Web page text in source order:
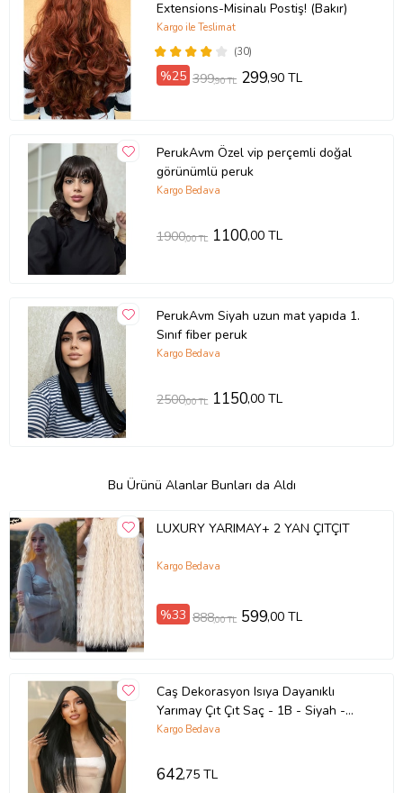
Extensions-Misinalı Postiş! (Bakır)
(30)
Kargo ile Teslimat
%25 399,90 TL 299,90 TL
PerukAvm Özel vip perçemli doğal
görünümlü peruk
Kargo Bedava
1900,00 TL 1100,00 TL
PerukAvm Siyah uzun mat yapıda 1.
Sınıf fiber peruk
Kargo Bedava
2500,00 TL 1150,00 TL
Bu Ürünü Alanlar Bunları da Aldı
LUXURY YARIMAY+ 2 YAN ÇITÇIT
Kargo Bedava
%33 888,00 TL 599,00 TL
Caş Dekorasyon Isıya Dayanıklı
Yarımay Çıt Çıt Saç - 1B - Siyah -
Düz - 60 Cm - 110 gr
Kargo Bedava
642,75 TL